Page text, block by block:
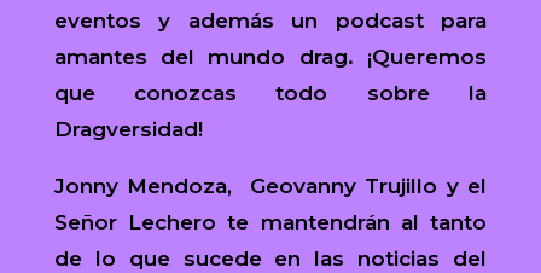
eventos y además un podcast para
amantes del mundo drag. ¡Queremos
que conozcas todo sobre la
Dragversidad!
Jonny Mendoza, Geovanny Trujillo y el
Señor Lechero te mantendrán al tanto
de lo que sucede en las noticias del